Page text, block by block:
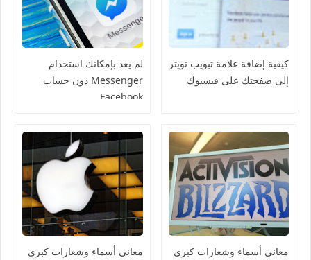
كيفية إضافة علامة تبويب تويتر
إلى صفحتك على فيسبوك
لم يعد بإمكانك استخدام
Messenger دون حساب
Facebook
معاني أسماء وشعارات كبرى
معاني أسماء وشعارات كبرى